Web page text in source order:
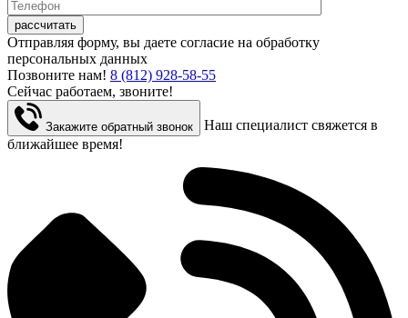
Отправляя форму, вы даете согласие на обработку
персональных данных
Позвоните нам! 8 (812) 928-58-55
Сейчас работаем, звоните!
Закажите обратный звонок
Наш специалист свяжется в
ближайшее время!